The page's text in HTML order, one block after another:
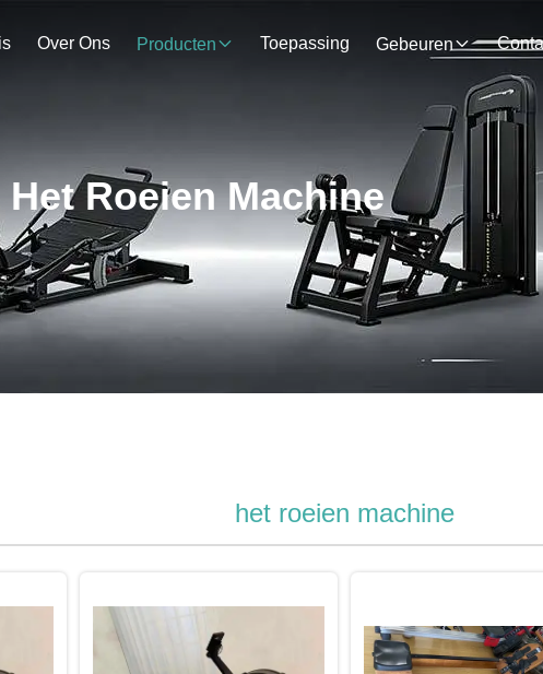
Over Ons Producten Toepassing Gebeuren
Het Roeien Machine
het roeien machine